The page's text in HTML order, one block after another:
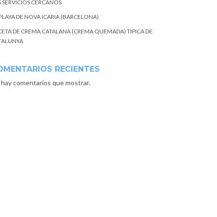
SERVICIOS CERCANOS
DE NOVA ICARIA (BARCELONA)
DE CREMA CATALANA (CREMA QUEMADA) TIPICA DE
RECIENTES
comentarios que mostrar.